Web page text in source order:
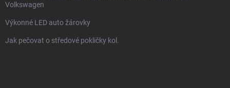
Volkswagen
Výkonné LED auto žárovky
Jak pečovat o středové pokličky kol.